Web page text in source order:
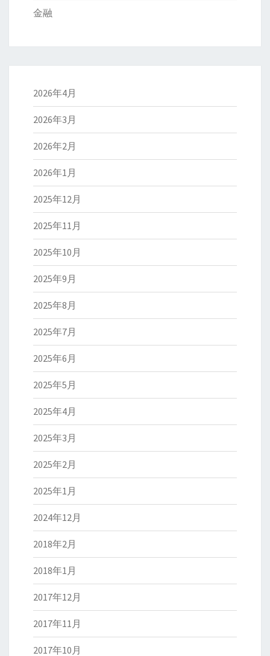
金融
2026年4月
2026年3月
2026年2月
2026年1月
2025年12月
2025年11月
2025年10月
2025年9月
2025年8月
2025年7月
2025年6月
2025年5月
2025年4月
2025年3月
2025年2月
2025年1月
2024年12月
2018年2月
2018年1月
2017年12月
2017年11月
2017年10月